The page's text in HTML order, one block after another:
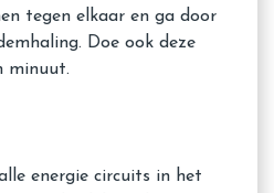
tegen elkaar en ga door
Doe ook deze
minuut.
energie circuits in het